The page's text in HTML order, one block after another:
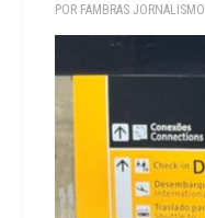
POR FAMBRAS JORNALISMO